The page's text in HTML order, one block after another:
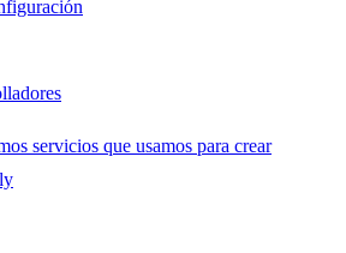
servicios que usamos para crear